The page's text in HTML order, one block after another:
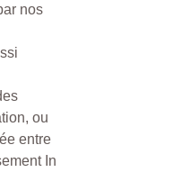
nos
ou
entre
In